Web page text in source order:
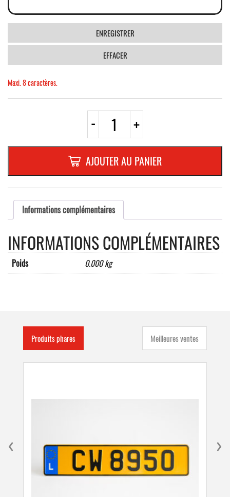
ENREGISTRER
EFFACER
Maxi. 8 caractères.
- quantité
PLAQUE
FANTAISIE
"PETER"
(8
caractères
maxi)
+
AJOUTER AU PANIER
Informations complémentaires
INFORMATIONS COMPLÉMENTAIRES
Poids 0.000 kg
Produits phares Meilleures ventes